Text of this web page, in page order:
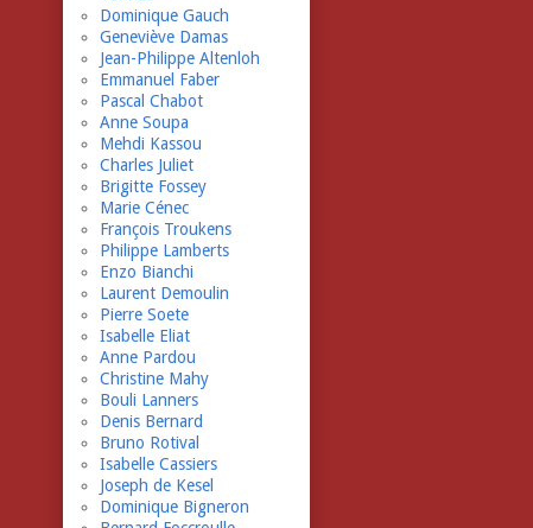
Dominique Gauch
Geneviève Damas
Jean-Philippe Altenloh
Emmanuel Faber
Pascal Chabot
Anne Soupa
Mehdi Kassou
Charles Juliet
Brigitte Fossey
Marie Cénec
François Troukens
Philippe Lamberts
Enzo Bianchi
Laurent Demoulin
Pierre Soete
Isabelle Eliat
Anne Pardou
Christine Mahy
Bouli Lanners
Denis Bernard
Bruno Rotival
Isabelle Cassiers
Joseph de Kesel
Dominique Bigneron